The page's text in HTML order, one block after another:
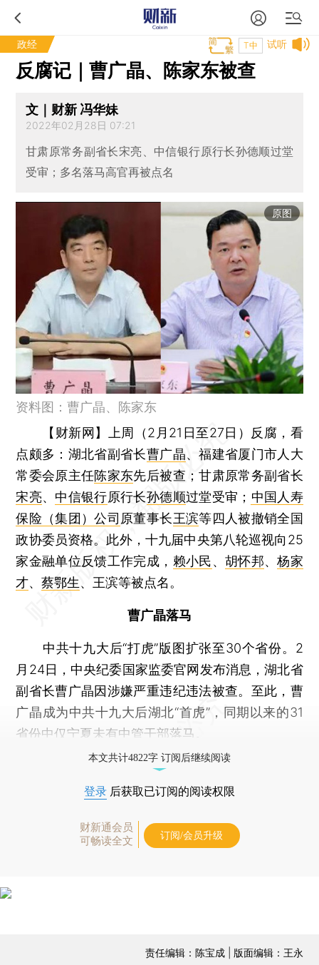
政经 试听
T中
反腐记｜曹广晶、陈家东被查
文｜财新 冯华妹
2022年02月28日 07:21
甘肃原常务副省长宋亮、中信银行原行长孙德顺过堂
受审；多名落马高官再被点名
原图
资料图：曹广晶、陈家东
【财新网】
上周（2月21日至27日）反腐，看
点颇多：湖北省副省长曹广晶、福建省厦门市人大
常委会原主任陈家东先后被查；甘肃原常务副省长
宋亮、 中信银行原行长孙德顺过堂受审； 中国人寿
保险（集团）公司 原董事长王滨等四人被撤销全国
政协委员资格。此外，十九届中央第八轮巡视向25
家金融单位反馈工作完成， 赖小民、 胡怀邦、杨家
才、蔡鄂生、王滨等被点名。
曹广晶落马
中共十九大后“打虎”版图扩张至30个省份。2
月24日，中央纪委国家监委官网发布消息，湖北省
副省长曹广晶因涉嫌严重违纪违法被查。至此，曹
广晶成为中共十九大后湖北“首虎”，同期以来的31
省份中仅宁夏未有中管干部落马。
本文共计4822字 订阅后继续阅读
登录 后获取已订阅的阅读权限
财新通会员
可畅读全文
订阅/会员升级
责任编辑：陈宝成 | 版面编辑：王永